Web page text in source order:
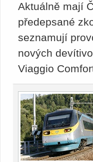
Aktuálně mají
předepsané
seznamují
nových
Viaggio